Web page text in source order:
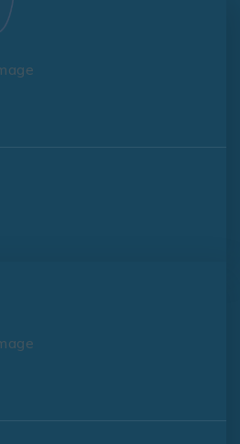
ipsum dolor sit amet,
adipiscing elit, sed do
ipsum dolor sit amet,
elit, sed do